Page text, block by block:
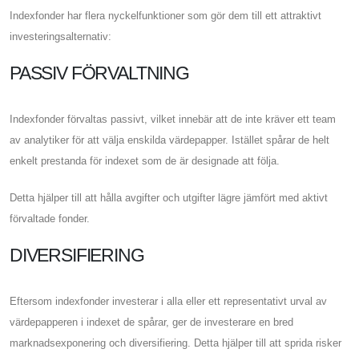
Indexfonder har flera nyckelfunktioner som gör dem till ett attraktivt
investeringsalternativ:
PASSIV FÖRVALTNING
Indexfonder förvaltas passivt, vilket innebär att de inte kräver ett team
av analytiker för att välja enskilda värdepapper. Istället spårar de helt
enkelt prestanda för indexet som de är designade att följa.
Detta hjälper till att hålla avgifter och utgifter lägre jämfört med aktivt
förvaltade fonder.
DIVERSIFIERING
Eftersom indexfonder investerar i alla eller ett representativt urval av
värdepapperen i indexet de spårar, ger de investerare en bred
marknadsexponering och diversifiering. Detta hjälper till att sprida risker